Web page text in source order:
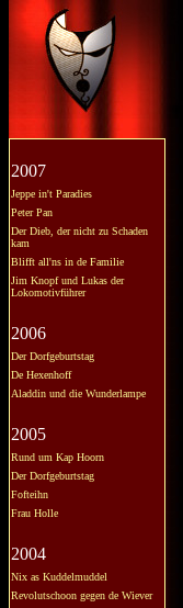
2007
Jeppe in't Paradies
Peter Pan
Der Dieb, der nicht zu Schaden
kam
Blifft all'ns in de Familie
Jim Knopf und Lukas der
Lokomotivführer
2006
Der Dorfgeburtstag
De Hexenhoff
Aladdin und die Wunderlampe
2005
Rund um Kap Hoorn
Der Dorfgeburtstag
Fofteihn
Frau Holle
2004
Nix as Kuddelmuddel
Revolutschoon gegen de Wiever